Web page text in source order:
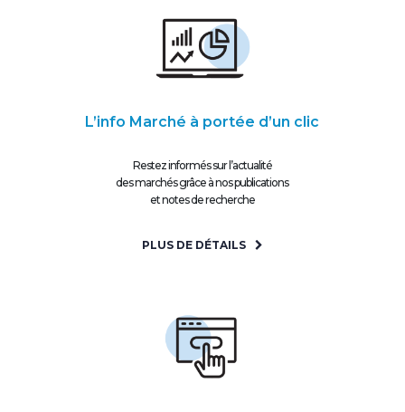
L’info Marché à portée d’un clic
Restez informés sur l’actualité
des marchés grâce à nos publications
et notes de recherche
PLUS DE DÉTAILS